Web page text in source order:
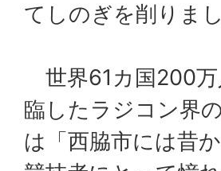
てしのぎを削りまし
世界61カ国200万
臨したラジコン界
は「西脇市には昔